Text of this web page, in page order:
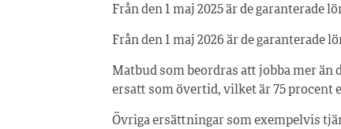
Från den 1 maj 2025 är de garanterade
Från den 1 maj 2026 är de garanterade
Matbud som beordras att jobba mer
ersatt som övertid, vilket är 75 procent
Övriga ersättningar som exempelvis